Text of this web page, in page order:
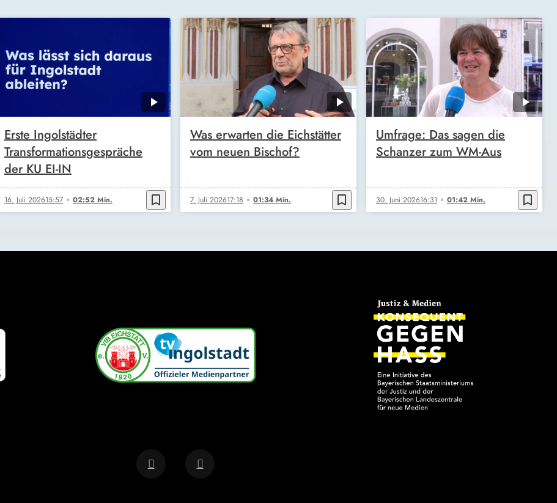
Erste Ingolstädter
Transformationsgespräche
der KU EI-IN
16. Juli 202615:57 02:52 Min. bookmark_border
Was erwarten die Eichstätter
vom neuen Bischof?
7. Juli 202617:18 01:34 Min. bookmark_border
Umfrage: Das sagen die
Schanzer zum WM-Aus
30. Juni 202616:31 01:42 Min. bookmark_border